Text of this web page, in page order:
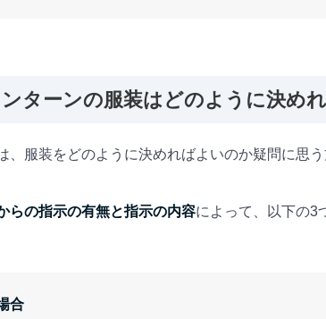
ンターンの服装はどのように決め
服装をどのように決めればよいのか疑問に思
らの指示の有無と指示の内容によって、以下の3
合